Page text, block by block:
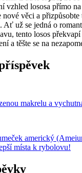
vzhled lososa přímo
věci a přizpůsobte
Ať už se jedná o
tento losos překvapí
a těšte se na
makrelu a
americký
místa k rybolovu!